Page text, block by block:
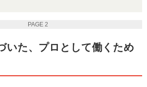
PAGE 2
いた、プロとして働くため